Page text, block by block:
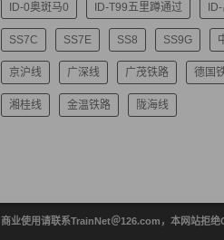
ID-0奥斑马0 ID-T99五里蹲通过
SS7C SS7E SS8 SS9G
京沪线 广深线 广茂铁路 德国
湘桂线 金温铁路 陇海线
商业使用请联系TrainNet＠126.com，本网站拒绝